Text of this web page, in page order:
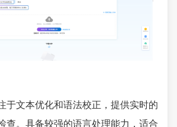
于文本优化和语法校正，提供实时的
查。具备较强的语言处理能力，适合